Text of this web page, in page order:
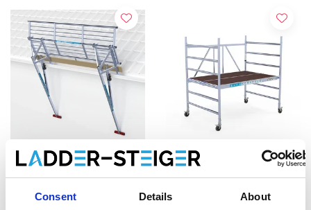
Consent Details About
dakrandbeveiliging 3
EuroScaffold 135x190